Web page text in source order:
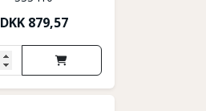
DKK 879,57